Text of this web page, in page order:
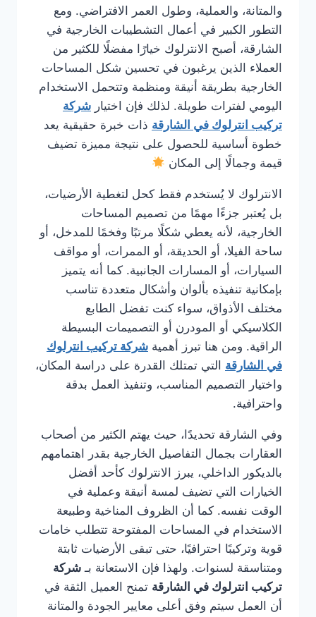
والمتانة، والعملية، وطول العمر الافتراضي. ومع
التطور الكبير في أعمال التشطيبات الخارجية في
الشارقة، أصبح الانترلوك خيارًا مفضلًا للكثير من
العملاء الذين يرغبون في تحسين شكل المساحات
الخارجية بطريقة أنيقة ومنظمة وتتحمل الاستخدام
اليومي لفترات طويلة. لذلك فإن اختيار شركة
تركيب انترلوك في الشارقة ذات خبرة حقيقية يعد
خطوة أساسية للحصول على نتيجة مميزة تضيف
قيمة وجمالًا إلى المكان
الانترلوك لا يُستخدم فقط كحل لتغطية الأرضيات،
بل يُعتبر جزءًا مهمًا من تصميم المساحات
الخارجية، لأنه يعطي شكلًا مرتبًا وفخمًا للمدخل، أو
ساحة الفيلا، أو الحديقة، أو الممرات، أو مواقف
السيارات، أو المسارات الجانبية. كما أنه يتميز
بإمكانية تنفيذه بألوان وأشكال متعددة تناسب
مختلف الأذواق، سواء كنت تفضل الطابع
الكلاسيكي أو المودرن أو التصميمات البسيطة
الراقية. ومن هنا تبرز أهمية شركة تركيب انترلوك
في الشارقة التي تمتلك القدرة على دراسة المكان،
واختيار التصميم المناسب، وتنفيذ العمل بدقة
واحترافية.
وفي الشارقة تحديدًا، حيث يهتم الكثير من أصحاب
العقارات بجمال التفاصيل الخارجية بقدر اهتمامهم
بالديكور الداخلي، يبرز الانترلوك كأحد أفضل
الخيارات التي تضيف لمسة أنيقة وعملية في
الوقت نفسه. كما أن الظروف المناخية وطبيعة
الاستخدام في المساحات المفتوحة تتطلب خامات
قوية وتركيبًا احترافيًا، حتى تبقى الأرضيات ثابتة
ومتناسقة لسنوات. ولهذا فإن الاستعانة بـ شركة
تركيب انترلوك في الشارقة تمنح العميل الثقة في
أن العمل سيتم وفق أعلى معايير الجودة والمتانة